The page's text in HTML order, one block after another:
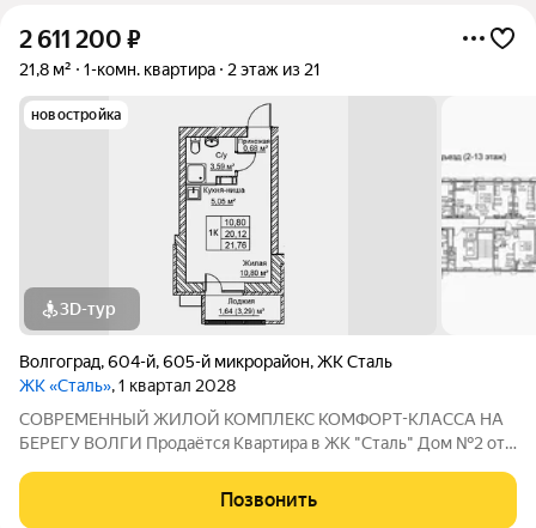
2 611 200 ₽
21,8 м² 1-комн. квартира 2 этаж из 21
новостройка
3D-тур
Волгоград,604-й,605-й микрорайон,ЖК Сталь
ЖК «Сталь», 1 квартал 2028
COBPЕМЕНHЫЙ ЖИЛОЙ КОМПЛЕКС КОМФОPT-KЛАСCA HA
БEРЕГУ ВОЛГИ Продaётся Квартирa в ЖК "Сталь" Дом №2 от
комплексе «Сталь» в Кpacнoapмейском райoне горoдa
Волгогpадa. Застройщик более чем с
Позвонить